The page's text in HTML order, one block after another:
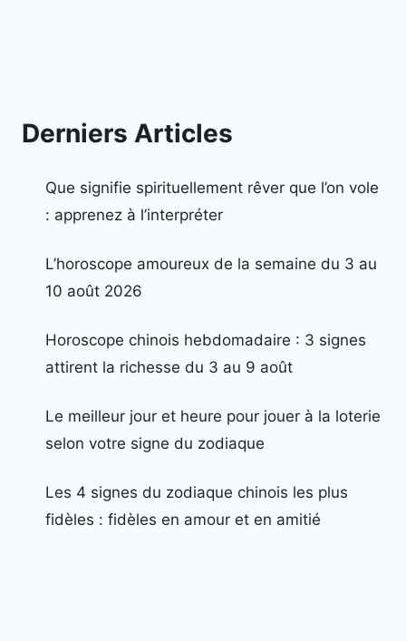
Derniers Articles
Que signifie spirituellement rêver que l’on vole
: apprenez à l’interpréter
L’horoscope amoureux de la semaine du 3 au
10 août 2026
Horoscope chinois hebdomadaire : 3 signes
attirent la richesse du 3 au 9 août
Le meilleur jour et heure pour jouer à la loterie
selon votre signe du zodiaque
Les 4 signes du zodiaque chinois les plus
fidèles : fidèles en amour et en amitié